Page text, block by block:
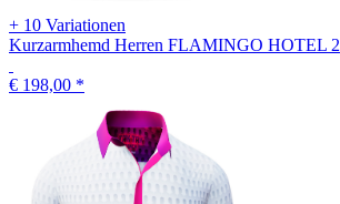
+ 10 Variationen
Kurzarmhemd Herren FLAMINGO HOTEL 2
€ 198,00 *